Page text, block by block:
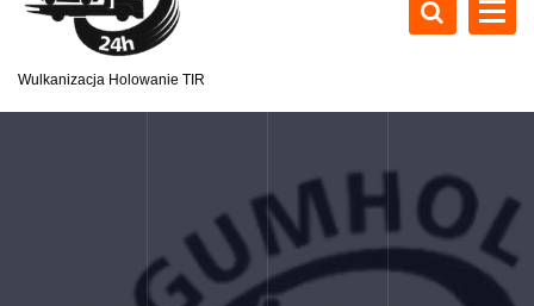
Wulkanizacja Holowanie TIR